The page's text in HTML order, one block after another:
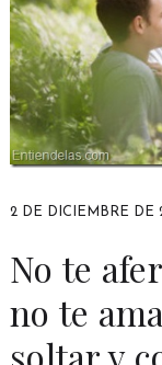
2 DE DICIEMBRE DE
No te
no te
soltar y